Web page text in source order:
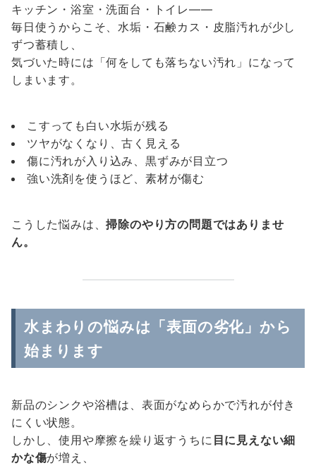
キッチン・浴室・洗面台・トイレ――
毎日使うからこそ、水垢・石鹸カス・皮脂汚れが少し
ずつ蓄積し、
気づいた時には「何をしても落ちない汚れ」になって
しまいます。
こすっても白い水垢が残る
ツヤがなくなり、古く見える
傷に汚れが入り込み、黒ずみが目立つ
強い洗剤を使うほど、素材が傷む
こうした悩みは、掃除のやり方の問題ではありませ
ん。
水まわりの悩みは「表面の劣化」から
始まります
新品のシンクや浴槽は、表面がなめらかで汚れが付き
にくい状態。
しかし、使用や摩擦を繰り返すうちに 目に見えない細
かな傷が増え、